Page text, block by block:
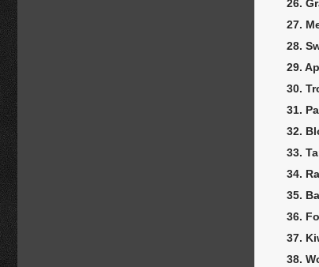
26.
27.
28.
29.
30.
31.
32.
33.
34.
35.
36.
37.
38.